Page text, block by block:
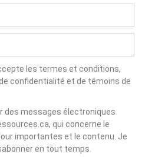
les termes et conditions,
confidentialité et de témoins de
des messages électroniques
qui concerne le
importantes et le contenu. Je
en tout temps.